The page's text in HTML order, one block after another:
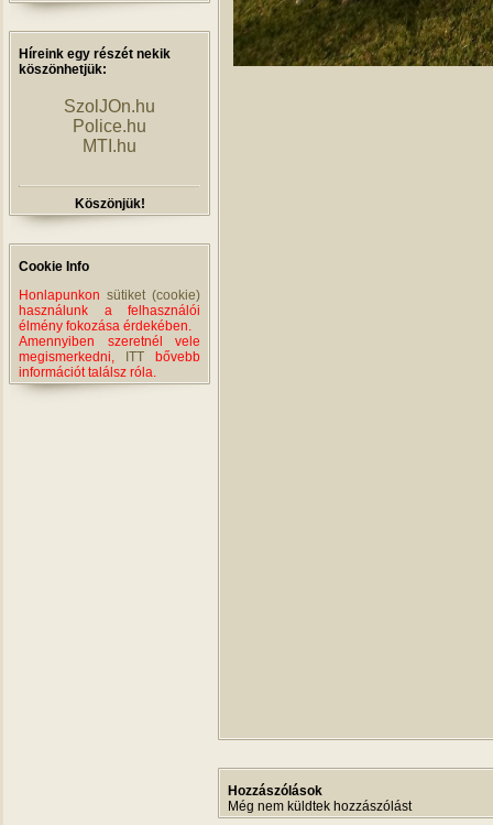
Híreink egy részét nekik
köszönhetjük:
SzolJOn.hu
Police.hu
MTI.hu
Köszönjük!
Cookie Info
Honlapunkon sütiket (cookie)
használunk a felhasználói
élmény fokozása érdekében.
Amennyiben szeretnél vele
megismerkedni,
ITT bővebb
információt találsz róla.
Hozzászólások
Még nem küldtek hozzászólást